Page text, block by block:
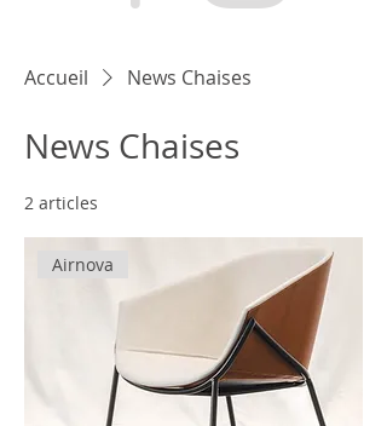
Accueil News Chaises
News Chaises
2 articles
Airnova